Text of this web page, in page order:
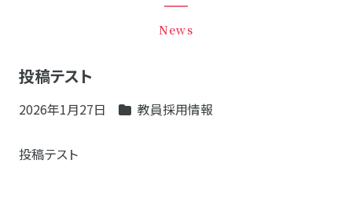
News
投稿テスト
2026年1月27日 教員採用情報
投稿テスト